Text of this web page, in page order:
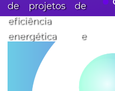
de projetos de
eficiência
energética e
distribuída. A
Enerflix foi